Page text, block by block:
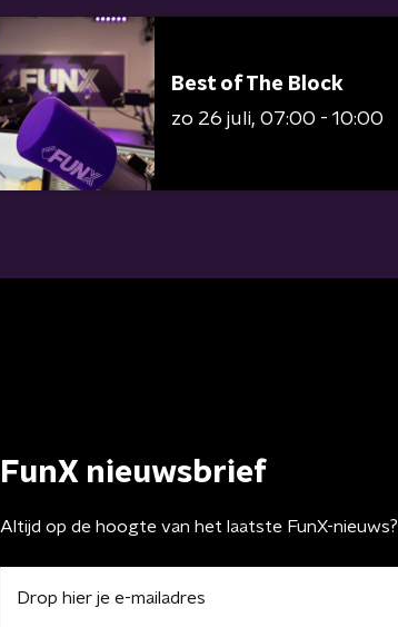
Best of The Block
zo 26 juli 07:00 - 10:00
FunX nieuwsbrief
Altijd op de hoogte van het laatste FunX-nieuws?